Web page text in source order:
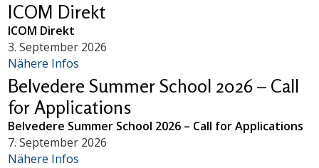
ICOM Direkt
ICOM Direkt
3. September 2026
Nähere Infos
Belvedere Summer School 2026 – Call
for Applications
Belvedere Summer School 2026 – Call for Applications
7. September 2026
Nähere Infos